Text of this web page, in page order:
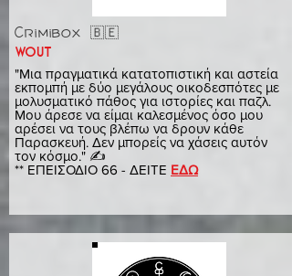
Crimibox 🇧🇪
wout
"Μια πραγματικά κατατοπιστική και αστεία
εκπομπή με δύο μεγάλους οικοδεσπότες με
μολυσματικό πάθος για ιστορίες και παζλ.
Μου άρεσε να είμαι καλεσμένος όσο μου
αρέσει να τους βλέπω να δρουν κάθε
Παρασκευή. Δεν μπορείς να χάσεις αυτόν
τον κόσμο." ✍️
** ΕΠΕΙΣΟΔΙΟ 66 - ΔΕΙΤΕ ΕΔΩ